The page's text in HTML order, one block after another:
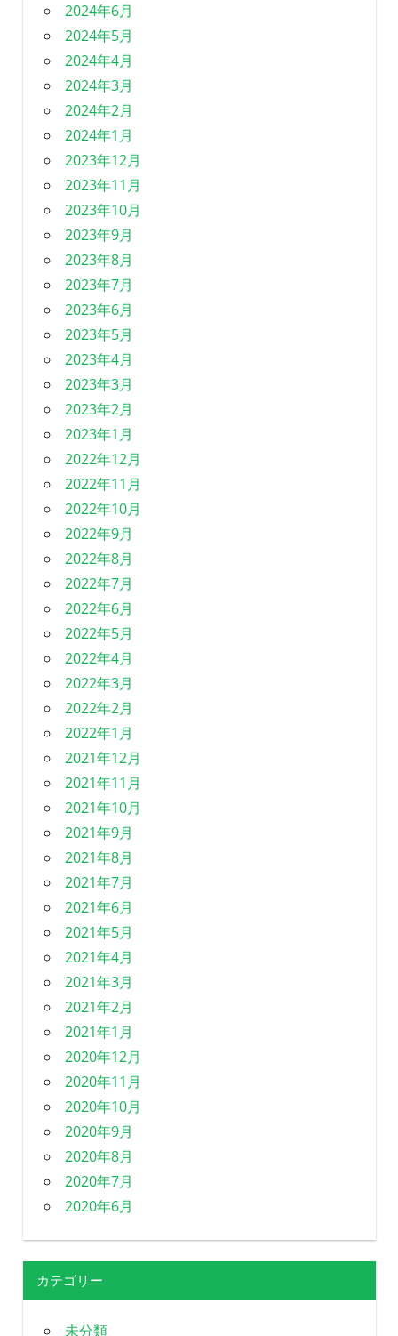
2024年6月
2024年5月
2024年4月
2024年3月
2024年2月
2024年1月
2023年12月
2023年11月
2023年10月
2023年9月
2023年8月
2023年7月
2023年6月
2023年5月
2023年4月
2023年3月
2023年2月
2023年1月
2022年12月
2022年11月
2022年10月
2022年9月
2022年8月
2022年7月
2022年6月
2022年5月
2022年4月
2022年3月
2022年2月
2022年1月
2021年12月
2021年11月
2021年10月
2021年9月
2021年8月
2021年7月
2021年6月
2021年5月
2021年4月
2021年3月
2021年2月
2021年1月
2020年12月
2020年11月
2020年10月
2020年9月
2020年8月
2020年7月
2020年6月
カテゴリー
未分類